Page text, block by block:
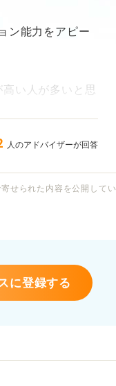
ン能力をアピー
い人が多いと思
、やはりその強
ールする際の差
人のアドバイザーが回答
せられた内容を公開してい
に登録する